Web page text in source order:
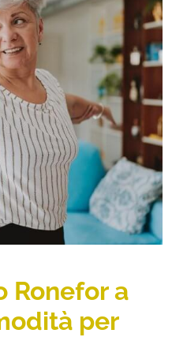
A DOMICILIO:
ESIGENZA
Ronefor a
per